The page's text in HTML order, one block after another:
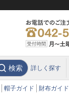
検索 詳しく探す
帽子ガイド 財布ガイド